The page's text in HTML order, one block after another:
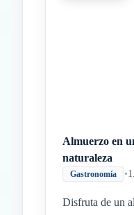
Almuerzo en
naturaleza
Gastronomía •
Disfruta de un